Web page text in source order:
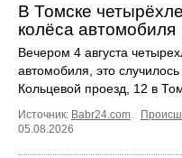
В Томске
колёса автомобиля
Вечером 4 августа
автомобиля, это
Кольцевой проезд, 12 в
Источник: Babr24.com
05.08.2026